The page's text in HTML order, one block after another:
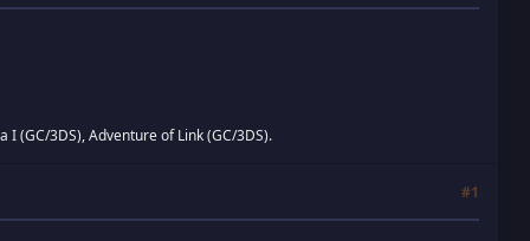
I (GC/3DS), Adventure of Link (GC/3DS).
#1